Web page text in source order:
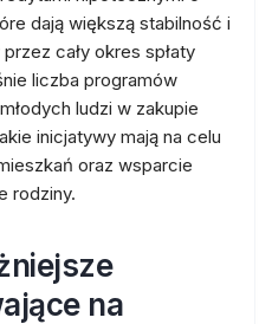
dają większą stabilność i
cały okres spłaty
liczba programów
ludzi w zakupie
inicjatywy mają na celu
oraz wsparcie
rodziny.
na